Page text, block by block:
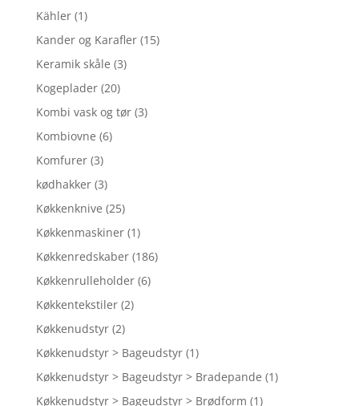
Kähler (1)
Kander og Karafler (15)
Keramik skåle (3)
Kogeplader (20)
Kombi vask og tør (3)
Kombiovne (6)
Komfurer (3)
kødhakker (3)
Køkkenknive (25)
Køkkenmaskiner (1)
Køkkenredskaber (186)
Køkkenrulleholder (6)
Køkkentekstiler (2)
Køkkenudstyr (2)
Køkkenudstyr > Bageudstyr (1)
Køkkenudstyr > Bageudstyr > Bradepande (1)
Køkkenudstyr > Bageudstyr > Brødform (1)